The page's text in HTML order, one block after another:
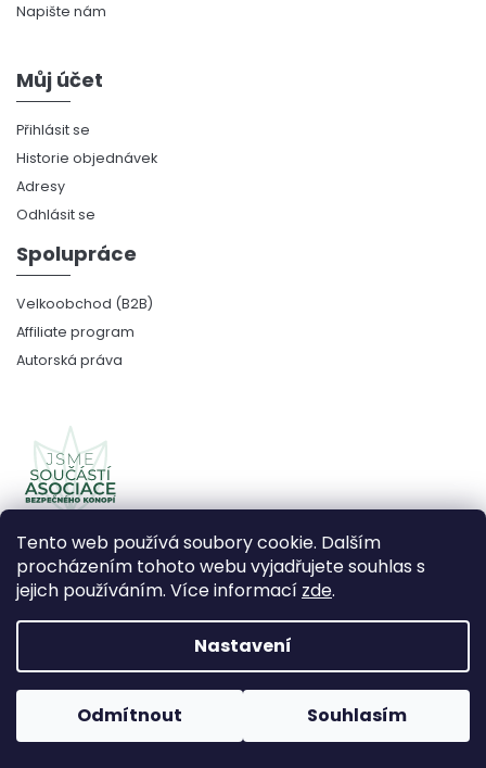
Tento web používá soubory cookie. Dalším
procházením tohoto webu vyjadřujete souhlas s
jejich používáním. Více informací zde.
Nastavení
Odmítnout Souhlasím
Napište nám
Můj účet
Přihlásit se
Historie objednávek
Adresy
Odhlásit se
Spolupráce
Velkoobchod (B2B)
Affiliate program
Autorská práva
Vytvořil Shoptet Premium
Používámeověření věku Adulto Grafický návrh vytvořil a